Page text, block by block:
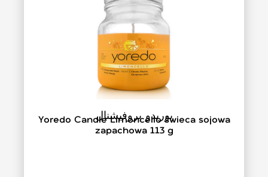
يوريدو بروفيشنال
Yoredo Candle Limoncello świeca sojowa
zapachowa 113 g